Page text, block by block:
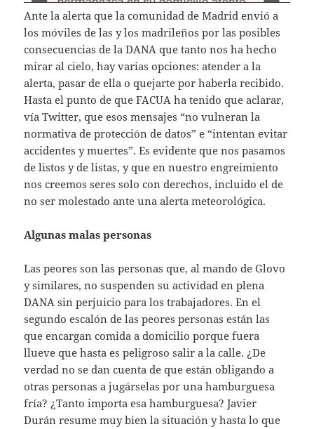
Ante la alerta que la comunidad de Madrid envió a
los móviles de las y los madrileños por las posibles
consecuencias de la DANA que tanto nos ha hecho
mirar al cielo, hay varias opciones: atender a la
alerta, pasar de ella o quejarte por haberla recibido.
Hasta el punto de que FACUA ha tenido que aclarar,
vía Twitter, que esos mensajes “no vulneran la
normativa de protección de datos” e “intentan evitar
accidentes y muertes”. Es evidente que nos pasamos
de listos y de listas, y que en nuestro engreimiento
nos creemos seres solo con derechos, incluido el de
no ser molestado ante una alerta meteorológica.
Algunas malas personas
Las peores son las personas que, al mando de Glovo
y similares, no suspenden su actividad en plena
DANA sin perjuicio para los trabajadores. En el
segundo escalón de las peores personas están las
que encargan comida a domicilio porque fuera
llueve que hasta es peligroso salir a la calle. ¿De
verdad no se dan cuenta de que están obligando a
otras personas a jugárselas por una hamburguesa
fría? ¿Tanto importa esa hamburguesa? Javier
Durán resume muy bien la situación y hasta lo que